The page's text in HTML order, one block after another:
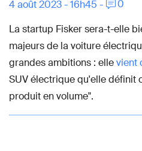
4 août 2023 - 16h45 -
0
La startup Fisker sera-t-elle
majeurs de la voiture
grandes ambitions : ellevient
SUV électrique qu'elle définit
produit en volume".